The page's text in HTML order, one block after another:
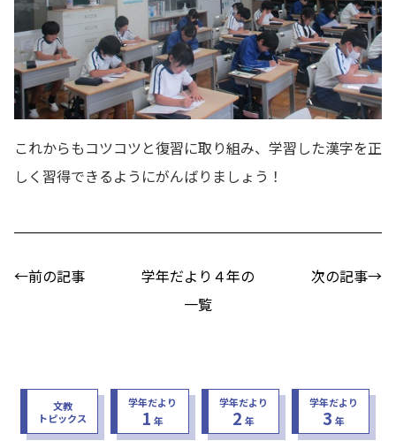
これからもコツコツと復習に取り組み、学習した漢字を正
しく習得できるようにがんばりましょう！
←前の記事
学年だより４年の
一覧
次の記事→
文教
トピックス
学年だより
1 年
学年だより
2 年
学年だより
3 年